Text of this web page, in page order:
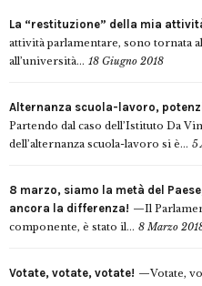
La “restituzione” della mia
attività parlamentare, sono tornata
all’università... 18 Giugno 2018
Alternanza scuola-lavoro,
Partendo dal caso dell’Istituto Da
dell’alternanza scuola-lavoro si è... 5
8 marzo, siamo la metà del
ancora la differenza!
Il
componente, è stato il... 8 Marzo
Votate, votate, votate!
Votate,